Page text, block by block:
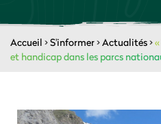
Accueil >S'informer>Actualités>
et handicap dans les parcs